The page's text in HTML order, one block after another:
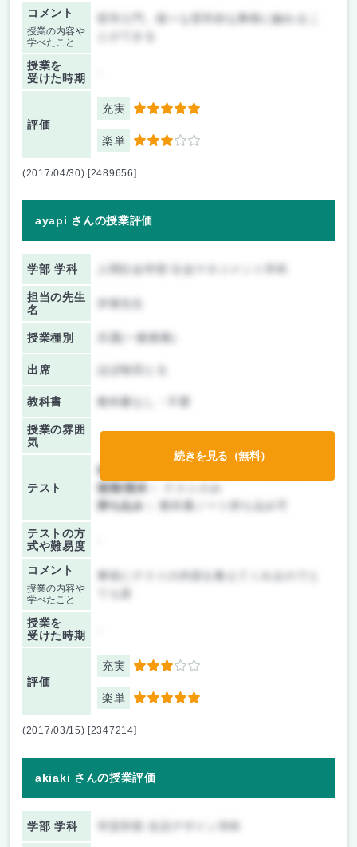
コメント
授業の内容や
学べたこと
哲学入門。様々な哲学的な事柄に触れるこ
授業を
受けた時期
評価
充実 5
楽単 3
(2017/04/30) [2489656]
ayapi さんの授業評価
学部 学科
担当の先生
名
授業種別 共通(一般教養)
出席 ほぼ毎回とる
教科書 教科書なし・不要
授業の雰囲
気
テスト
前期/中間：
後期/期末：
持ち込み：
教科書ノート持ち込み可
テストの方
式や難易度
コメント
授業の内容や
学べたこと
授業を
受けた時期
評価
充実 3
楽単 5
続きを見る（無料）
(2017/03/15) [2347214]
akiaki さんの授業評価
学部 学科